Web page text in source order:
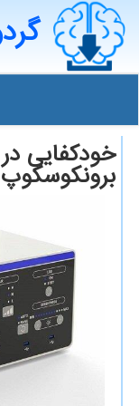
خودکفایی
برونکوسکوپ